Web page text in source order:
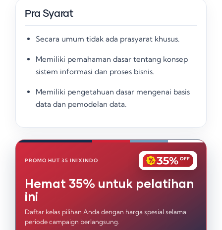
Pra Syarat
Secara umum tidak ada prasyarat khusus.
Memiliki pemahaman dasar tentang konsep
sistem informasi dan proses bisnis.
Memiliki pengetahuan dasar mengenai basis
data dan pemodelan data.
PROMO HUT 35 INIXINDO
Hemat 35% untuk pelatihan
ini
Daftar kelas pilihan Anda dengan harga spesial selama
periode campaign berlangsung.